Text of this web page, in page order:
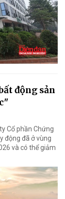
động sản
Cổ phần Chứng
động đã ở vùng
và có thể giảm